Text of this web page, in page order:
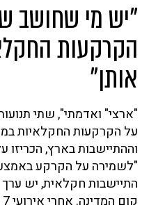
"יש מי שחושב
הקרקעות
אותן"
"ארצי" ואדמתי", שתי
על הקרקעות החקלאיות
וההתיישבות בארץ, הכריזו
"לשמירה על הקרקע
התיישבות חקלאית, יש